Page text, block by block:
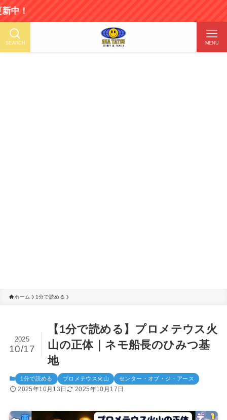
SEARCH MENU
ホーム 1分で読める
【1分で読める】プロメテウス火
山の正体｜ネモ船長のひみつ基
地
2025
10/17
1分で読める プロメテウス火山 センター・オブ・ジ・アース
2025年10月13日 2025年10月17日